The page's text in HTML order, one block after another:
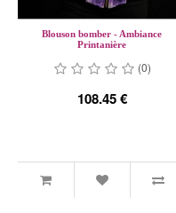
Blouson bomber - Ambiance
Printanière
(0)
108.45 €